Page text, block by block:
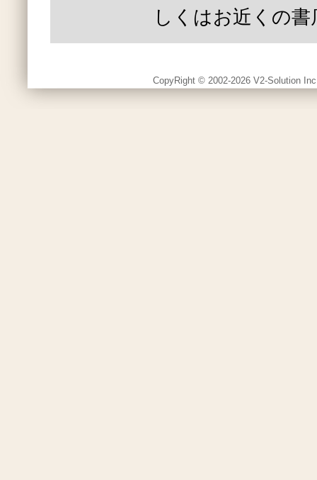
しくはお近くの書
CopyRight © 2002-2026 V2-Solution